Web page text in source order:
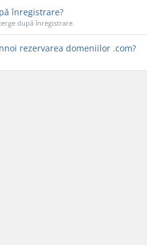
înregistrare?
după înregistrare.
rezervarea domeniilor .com?